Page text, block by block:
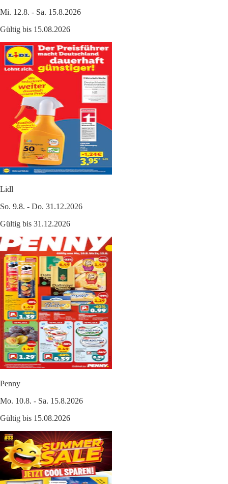
Mi. 12.8. - Sa. 15.8.2026
Gültig bis 15.08.2026
Lidl
So. 9.8. - Do. 31.12.2026
Gültig bis 31.12.2026
Penny
Mo. 10.8. - Sa. 15.8.2026
Gültig bis 15.08.2026